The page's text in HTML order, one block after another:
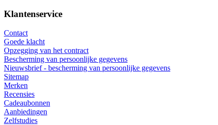
Klantenservice
Contact
Goede klacht
Opzegging van het contract
Bescherming van persoonlijke gegevens
Nieuwsbrief - bescherming van persoonlijke gegevens
Sitemap
Merken
Recensies
Cadeaubonnen
Aanbiedingen
Zelfstudies